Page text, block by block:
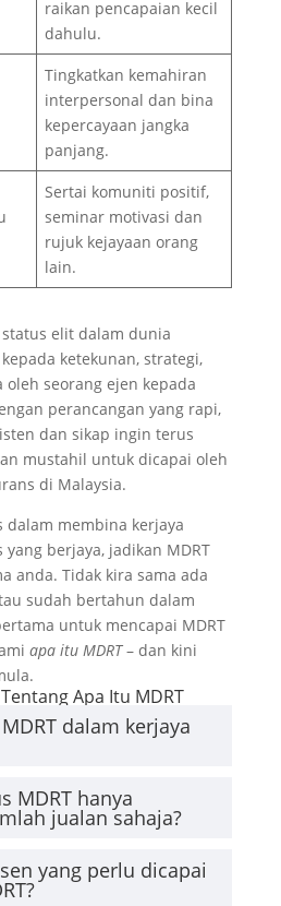
raikan pencapaian kecil
dahulu.
Tingkatkan kemahiran
interpersonal dan bina
kepercayaan jangka
panjang.
Sertai komuniti positif,
seminar motivasi dan
rujuk kejayaan orang
lain.
elit dalam dunia
ketekunan, strategi,
seorang ejen kepada
perancangan yang rapi,
dan sikap ingin terus
mustahil untuk dicapai oleh
di Malaysia.
dalam membina kerjaya
berjaya, jadikan MDRT
anda. Tidak kira sama ada
sudah bertahun dalam
untuk mencapai MDRT
apa itu MDRT– dan kini
Apa Itu MDRT
dalam kerjaya
Dollar Round Table,
antarabangsa kepada
cemerlang serta
yang tinggi.
MDRT hanya
jualan sahaja?
jualan atau komisen
MDRT juga menekankan
yang perlu dicapai